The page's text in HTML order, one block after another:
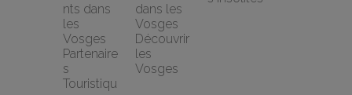
nts dans
les
Vosges
Partenaire
s
Touristiqu
dans les
Vosges
Découvrir
les
Vosges